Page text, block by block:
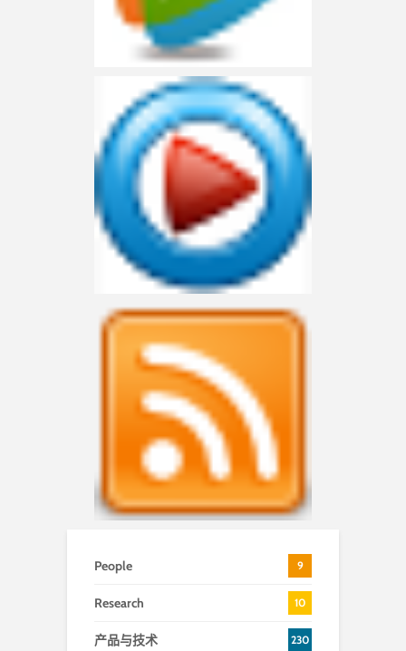
People 9
Research 10
产品与技术 230